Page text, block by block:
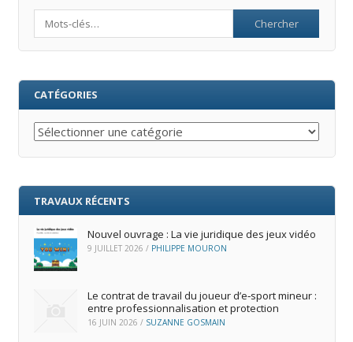
CATÉGORIES
Catégories
TRAVAUX RÉCENTS
Nouvel ouvrage : La vie juridique des jeux vidéo
9 JUILLET 2026 / PHILIPPE MOURON
Le contrat de travail du joueur d’e‑sport mineur :
entre professionnalisation et protection
16 JUIN 2026 / SUZANNE GOSMAIN